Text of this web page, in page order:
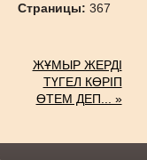
Страницы:367
ЖҰМЫР ЖЕРДІ
ТҮГЕЛ КӨРІП
ӨТЕМ ДЕП... »